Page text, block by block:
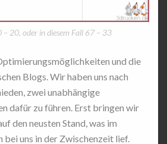
– 20, oder in diesem Fall 67 – 33
und die
Blogs. Wir haben uns nach
zwei unabhängige
dafür zu führen. Erst bringen wir
den neusten Stand, was im
uns in der Zwischenzeit lief.